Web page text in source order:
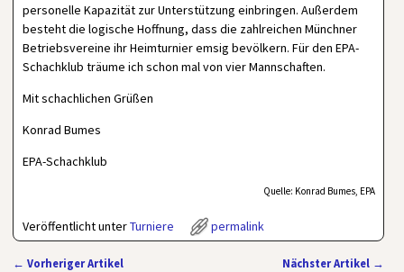
personelle Kapazität zur Unterstützung einbringen. Außerdem
besteht die logische Hoffnung, dass die zahlreichen Münchner
Betriebsvereine ihr Heimturnier emsig bevölkern. Für den EPA-
Schachklub träume ich schon mal von vier Mannschaften.
Mit schachlichen Grüßen
Konrad Bumes
EPA-Schachklub
Quelle: Konrad Bumes, EPA
Veröffentlicht unterTurniere permalink
← Vorheriger Artikel Nächster Artikel →